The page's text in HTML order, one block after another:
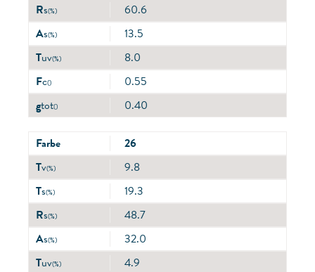
Rs(%)
60.6
As(%)
13.5
Tuv(%)
8.0
Fc()
0.55
gtot() 0.40
Farbe
26
Tv(%)
9.8
Ts(%)
19.3
Rs(%)
48.7
As(%)
32.0
Tuv(%)
4.9